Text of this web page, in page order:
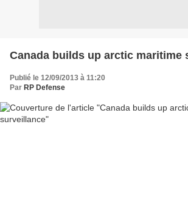
Canada builds up arctic maritime
Publié le 12/09/2013 à 11:20
Par RP Defense